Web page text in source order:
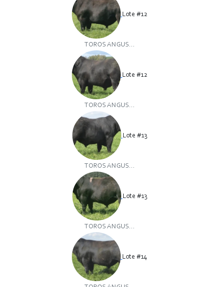
Lote #12
TOROS ANGUS...
Lote #12
TOROS ANGUS...
Lote #13
TOROS ANGUS...
Lote #13
TOROS ANGUS...
Lote #14